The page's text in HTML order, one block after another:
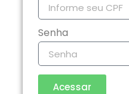
Senha
Acessar